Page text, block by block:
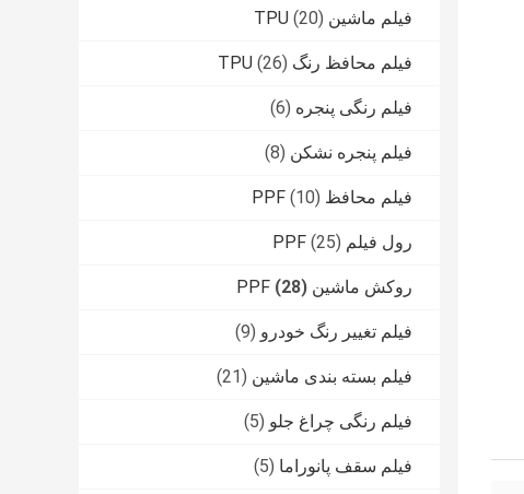
فیلم ماشین TPU (20)
فیلم محافظ رنگ TPU (26)
فیلم رنگی پنجره (6)
فیلم پنجره نشکن (8)
فیلم محافظ PPF (10)
رول فیلم PPF (25)
روکش ماشین PPF (28)
فیلم تغییر رنگ خودرو (9)
فیلم بسته بندی ماشین (21)
فیلم رنگی چراغ جلو (5)
فیلم سقف پانوراما (5)